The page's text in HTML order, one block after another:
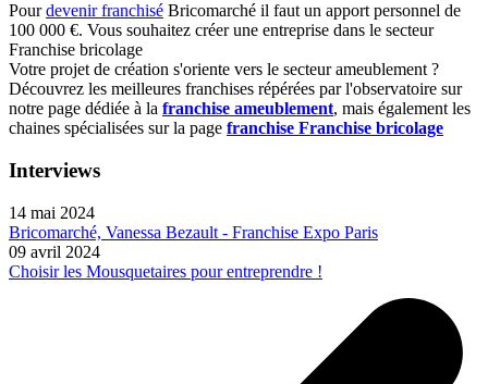
Pourdevenir franchisé Bricomarché il faut un apport personnel de
100 000 €. Vous souhaitez créer une entreprise dans le secteur
Franchise bricolage
Votre projet de création s'oriente vers le secteur ameublement ?
Découvrez les meilleures franchises répérées par l'observatoire sur
notre page dédiée à la franchise ameublement, mais également les
chaines spécialisées sur la page franchise Franchise bricolage
Interviews
14 mai 2024
Bricomarché, Vanessa Bezault - Franchise Expo Paris
09 avril 2024
Choisir les Mousquetaires pour entreprendre !